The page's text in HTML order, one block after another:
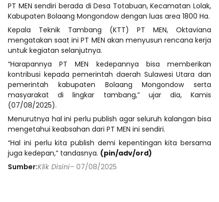
PT MEN sendiri berada di Desa Totabuan, Kecamatan Lolak,
Kabupaten Bolaang Mongondow dengan luas area 1800 Ha.
Kepala Teknik Tambang (KTT) PT MEN, Oktaviana
mengatakan saat ini PT MEN akan menyusun rencana kerja
untuk kegiatan selanjutnya.
“Harapannya PT MEN kedepannya bisa memberikan
kontribusi kepada pemerintah daerah Sulawesi Utara dan
pemerintah kabupaten Bolaang Mongondow serta
masyarakat di lingkar tambang,” ujar dia, Kamis
(07/08/2025).
Menurutnya hal ini perlu publish agar seluruh kalangan bisa
mengetahui keabsahan dari PT MEN ini sendiri.
“Hal ini perlu kita publish demi kepentingan kita bersama
juga kedepan,” tandasnya. (pin/adv/ord)
Sumber:Klik Disini– 07/08/2025